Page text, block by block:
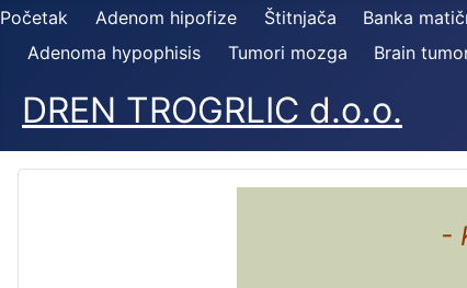
Početak Adenom hipofize Štitnjača Banka
Adenoma hypophisis
Tumori mozga Brain
DREN TROGRLIC d.o.o.
-